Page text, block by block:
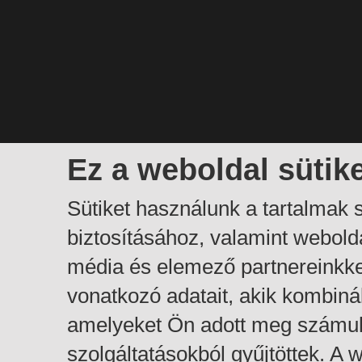
Ez a weboldal
Sütiket használunk a tartalmak
biztosításához, valamint
média és elemező
vonatkozó adatait, akik
amelyeket Ön adott meg
szolgáltatásokból gyűjtöttek. A